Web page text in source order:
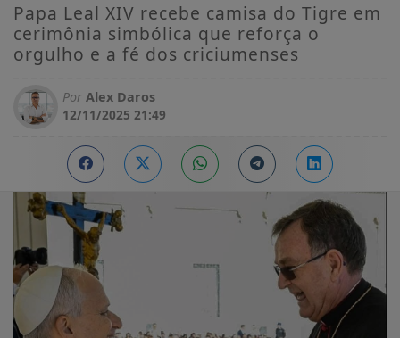
Papa Leal XIV recebe camisa do Tigre em
cerimônia simbólica que reforça o
orgulho e a fé dos criciumenses
Por Alex Daros
12/11/2025 21:49